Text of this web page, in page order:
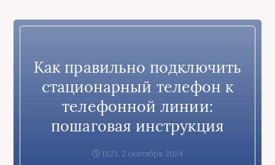
Как правильно подключить
стационарный телефон к
телефонной линии:
пошаговая инструкция
11:21, 2 сентября 2024